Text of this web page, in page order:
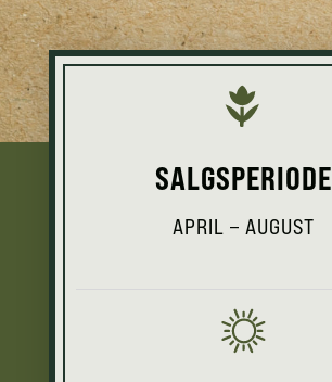
SALGSPERIODE
APRIL – AUGUST